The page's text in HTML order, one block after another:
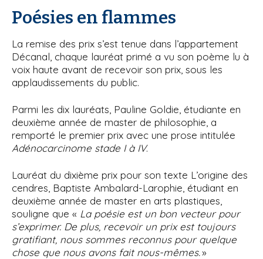
Poésies en flammes
La remise des prix s’est tenue dans l’appartement
Décanal, chaque lauréat primé a vu son poème lu à
voix haute avant de recevoir son prix, sous les
applaudissements du public.
Parmi les dix lauréats, Pauline Goldie, étudiante en
deuxième année de master de philosophie, a
remporté le premier prix avec une prose intitulée
Adénocarcinome stade I à IV.
Lauréat du dixième prix pour son texte L’origine des
cendres, Baptiste Ambalard-Larophie, étudiant en
deuxième année de master en arts plastiques,
souligne que « La poésie est un bon vecteur pour
s’exprimer. De plus, recevoir un prix est toujours
gratifiant, nous sommes reconnus pour quelque
chose que nous avons fait nous-mêmes.»